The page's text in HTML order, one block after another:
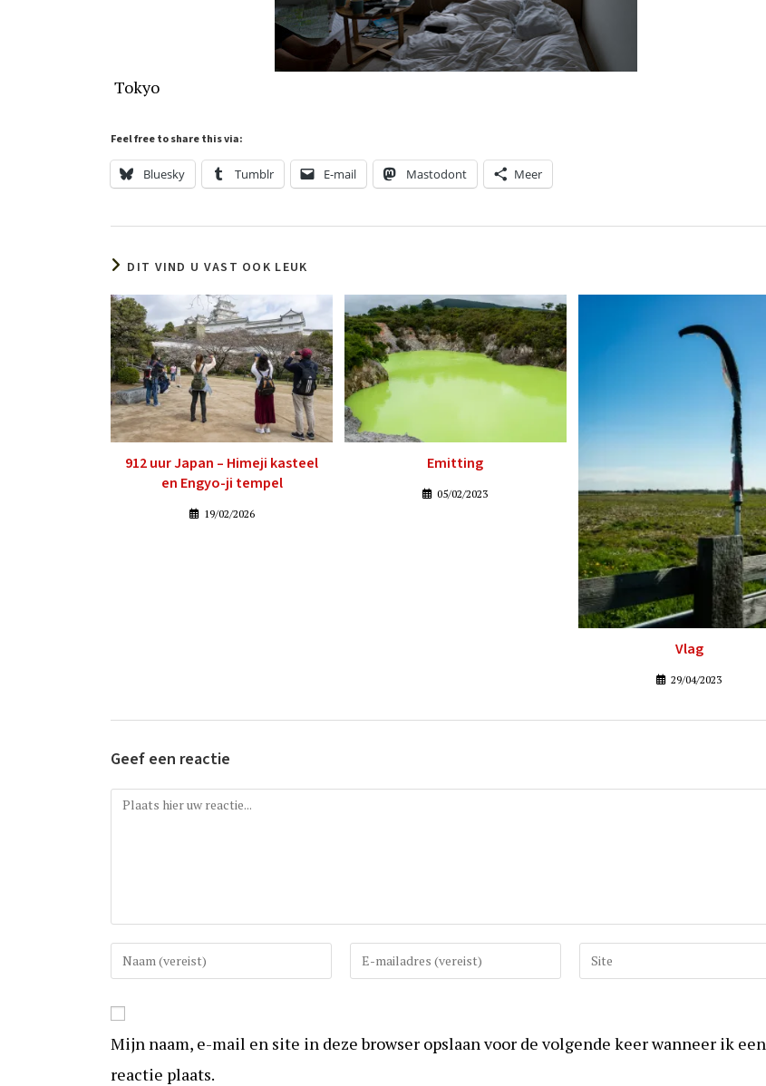
Tokyo
Feel free to share this via:
Bluesky Tumblr E-mail Mastodont Meer
DIT VIND U VAST OOK LEUK
912 uur Japan – Himeji kasteel
en Engyo-ji tempel
19/02/2026
Emitting
05/02/2023
Vlag
29/04/2023
Geef een reactie
Reactie
Vul
uw
in
om
te
Vul
uw
in
Vul
uw
in
Mijn naam, e-mail en site in deze browser opslaan voor de volgende keer wanneer ik een
reactie plaats.